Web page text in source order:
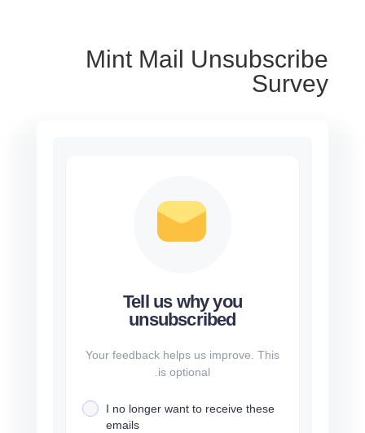
Mint Mail Unsubscribe
Survey
Tell us why you
unsubscribed
Your feedback helps us improve. This
is optional.
I no longer want to receive these
emails